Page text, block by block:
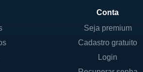
um mundo crescente de
em termos de
Conta
Seja premium
Cadastro gratuito
Login